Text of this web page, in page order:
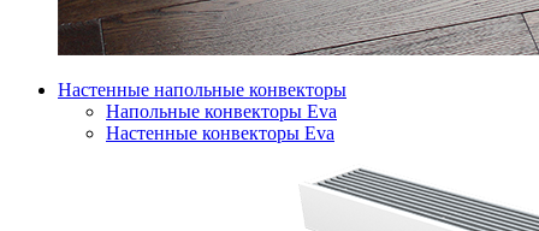
Настенные напольные конвекторы
Напольные конвекторы Eva
Настенные конвекторы Eva